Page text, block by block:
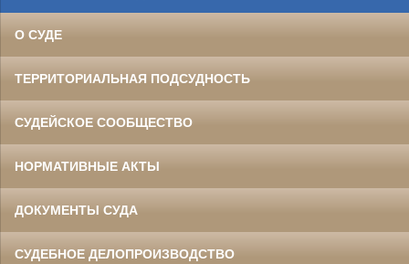
О СУДЕ
ТЕРРИТОРИАЛЬНАЯ ПОДСУДНОСТЬ
СУДЕЙСКОЕ СООБЩЕСТВО
НОРМАТИВНЫЕ АКТЫ
ДОКУМЕНТЫ СУДА
СУДЕБНОЕ ДЕЛОПРОИЗВОДСТВО